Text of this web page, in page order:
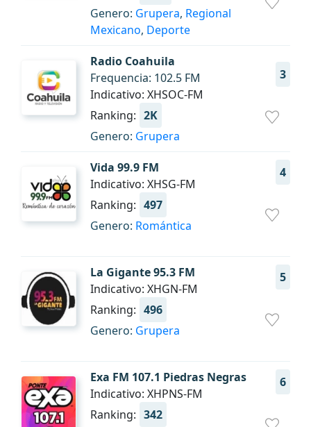
Genero: Grupera, Regional
Mexicano, Deporte
Radio Coahuila
3
Frequencia: 102.5 FM
Indicativo: XHSOC-FM
Ranking: 2K
Genero: Grupera
Vida 99.9 FM 4
Indicativo: XHSG-FM
Ranking: 497
Genero: Romántica
La Gigante 95.3 FM 5
Indicativo: XHGN-FM
Ranking: 496
Genero: Grupera
Exa FM 107.1 Piedras Negras 6
Indicativo: XHPNS-FM
Ranking: 342